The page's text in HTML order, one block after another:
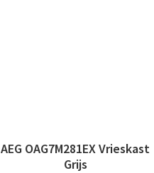
AEG OAG7M281EX Vrieskast
Grijs